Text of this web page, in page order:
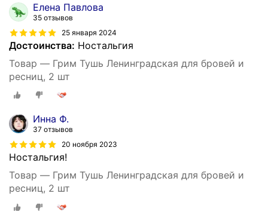
Елена Павлова
35 отзывов
25 января 2024
Достоинства: Ностальгия
Товар — Грим Тушь Ленинградская для бровей и
ресниц, 2 шт
Инна Ф.
37 отзывов
20 ноября 2023
Ностальгия!
Товар — Грим Тушь Ленинградская для бровей и
ресниц, 2 шт